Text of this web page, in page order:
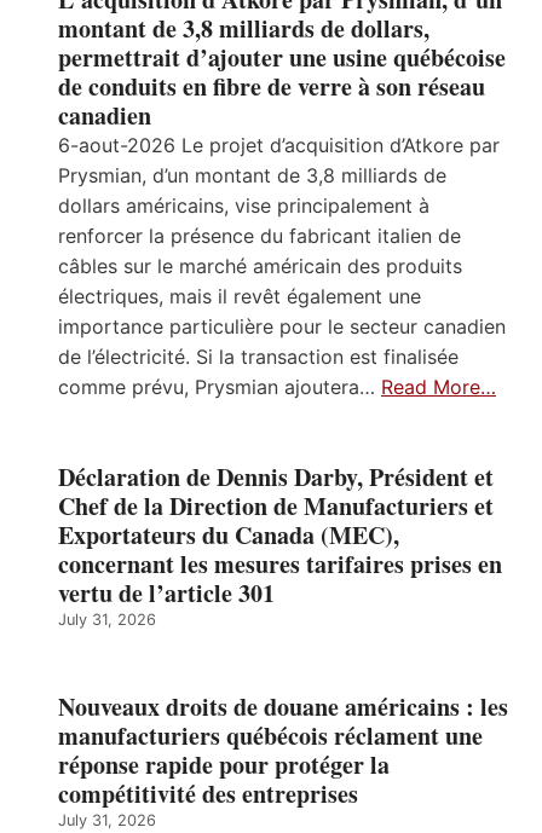
montant de 3,8 milliards de dollars,
permettrait d’ajouter une usine québécoise
de conduits en fibre de verre à son réseau
canadien
6-aout-2026 Le projet d’acquisition d’Atkore par
Prysmian, d’un montant de 3,8 milliards de
dollars américains, vise principalement à
renforcer la présence du fabricant italien de
câbles sur le marché américain des produits
électriques, mais il revêt également une
importance particulière pour le secteur canadien
de l’électricité. Si la transaction est finalisée
comme prévu, Prysmian ajoutera… Read More…
Déclaration de Dennis Darby, Président et
Chef de la Direction de Manufacturiers et
Exportateurs du Canada (MEC),
concernant les mesures tarifaires prises en
vertu de l’article 301
July 31, 2026
Nouveaux droits de douane américains : les
manufacturiers québécois réclament une
réponse rapide pour protéger la
compétitivité des entreprises
July 31, 2026